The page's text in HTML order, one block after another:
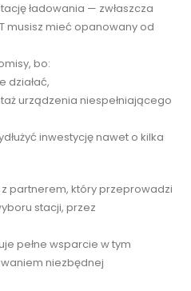
ładowania — zwłaszcza
musisz mieć opanowany od
bo:
działać,
urządzenia niespełniającego
inwestycję nawet o kilka
partnerem, który przeprowadzi
stacji, przez
pełne wsparcie w tym
niezbędnej